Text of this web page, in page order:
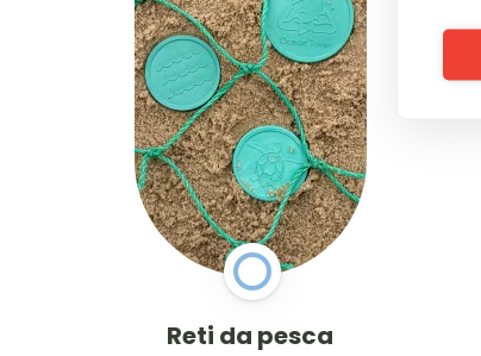
Reti da pesca